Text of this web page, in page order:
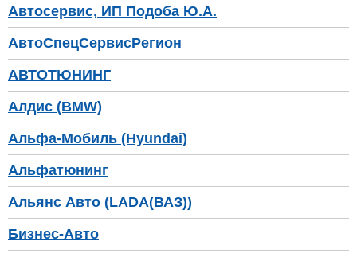
Автосервис, ИП Подоба Ю.А.
АвтоСпецСервисРегион
АВТОТЮНИНГ
Алдис (BMW)
Альфа-Мобиль (Hyundai)
Альфатюнинг
Альянс Авто (LADA(ВАЗ))
Бизнес-Авто